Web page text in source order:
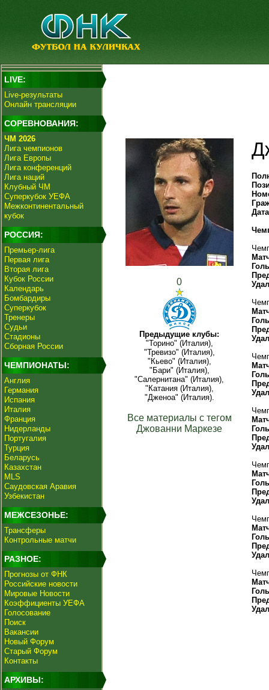
LIVE:
Live-результаты
Онлайн трансляции
СОРЕВНОВАНИЯ:
ЧМ 2026
Лига чемпионов
Лига Европы
Лига конференций
Лига наций
Клубный ЧМ
Суперкубок УЕФА
Межконтинентальный
кубок
РОССИЯ:
Премьер-лига
Первая лига
Вторая лига
Кубок России
Календарь
Бомбардиры
Суперкубок
Тренеры
Судьи
Стадионы
Сборная России
ЧЕМПИОНАТЫ:
Англия
Германия
Испания
Италия
Франция
Нидерланды
Португалия
Турция
Беларусь
Казахстан
MLS
Саудовская Аравия
Узбекистан
МЕЖСЕЗОНЬЕ:
Трансферы
Контрольные матчи
РАЗНОЕ:
Прогнозы от ФНК
Российские новости
Мировые Новости
Коэффициенты УЕФА
Голосование
Поиск
Вакансии
Новый Форум
Старый Форум
Контакты
АРХИВЫ:
0
Предыдущие клубы:
"Торино" (Италия),
"Тревизо" (Италия),
"Кьево" (Италия),
"Бари" (Италия),
"Салернитана" (Италия),
"Катания (Италия),
"Дженоа" (Италия).
Все материалы с тегом
Джованни Маркезе